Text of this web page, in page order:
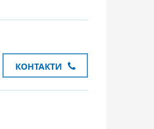
КОНТАКТИ